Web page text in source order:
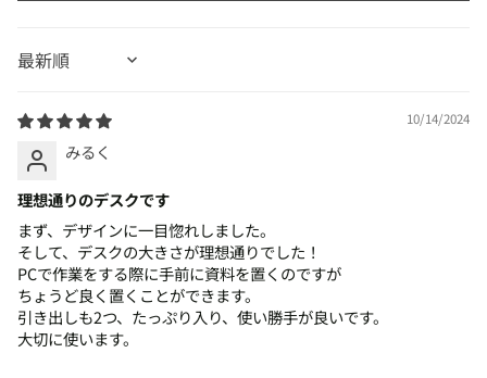
Sort by
10/14/2024
みるく
理想通りのデスクです
まず、デザインに一目惚れしました。
そして、デスクの大きさが理想通りでした！
PCで作業をする際に手前に資料を置くのですが
ちょうど良く置くことができます。
引き出しも2つ、たっぷり入り、使い勝手が良いです。
大切に使います。